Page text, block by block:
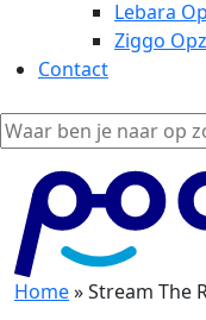
Lebara
Ziggo
Contact
Home»Stream The